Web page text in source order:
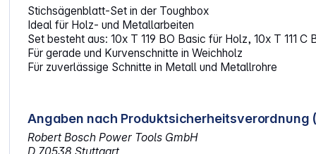
Stichsägenblatt-Set in der Toughbox
Ideal für Holz- und Metallarbeiten
Set besteht aus: 10x T 119 BO Basic für Holz, 10x T 111
Für gerade und Kurvenschnitte in Weichholz
Für zuverlässige Schnitte in Metall und Metallrohre
Angaben nach Produktsicherheitsverordnung
Robert Bosch Power Tools GmbH